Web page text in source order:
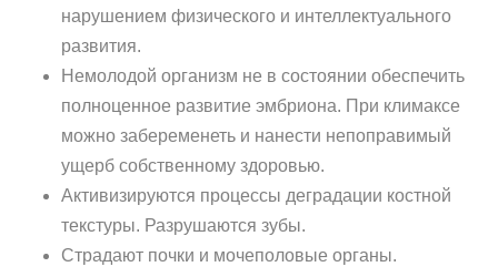
нарушением физического и интеллектуального
развития.
Немолодой организм не в состоянии обеспечить
полноценное развитие эмбриона. При климаксе
можно забеременеть и нанести непоправимый
ущерб собственному здоровью.
Активизируются процессы деградации костной
текстуры. Разрушаются зубы.
Страдают почки и мочеполовые органы.